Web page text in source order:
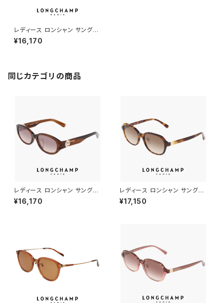
レディース ロンシャン サングラ
ス lo797slbj-614 53mm lon
gchamp 女性用 UVカット UV
¥16,170
同じカテゴリの商品
レディース ロンシャン サングラ
ス lo797slbj n 238 53mm l
ongchamp 女性用 UVカット
¥16,170
レディース ロンシャン サングラ
ス lo768slbj-230 longcha
mp 女性用 UVカット UV400
¥17,150